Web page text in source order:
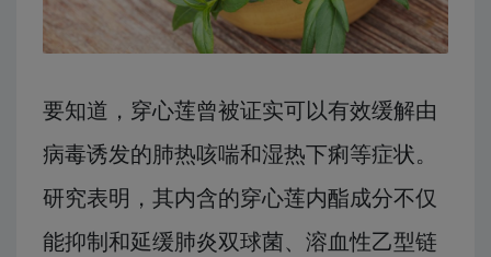
要知道，穿心莲曾被证实可以有效缓解由
病毒诱发的肺热咳喘和湿热下痢等症状。
研究表明，其内含的穿心莲内酯成分不仅
能抑制和延缓肺炎双球菌、溶血性乙型链